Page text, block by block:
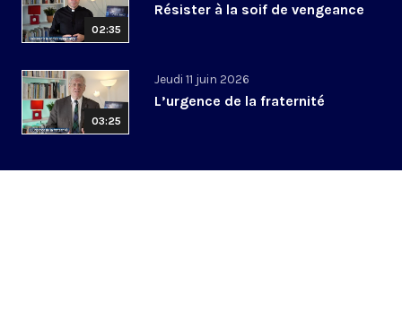
02:35
Résister à la soif de vengeance
03:25
Jeudi 11 juin 2026
L’urgence de la fraternité